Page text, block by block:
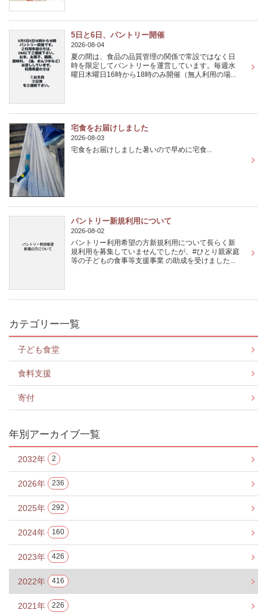
5日と6日、パントリー開催
2026-08-04
夏の間は、食品の品質管理の関係で常設ではなく日
時を限定してパントリーを運営しています。毎週水
曜日木曜日16時から18時のみ開催（無人利用の場...
宅食をお届けしました
2026-08-03
宅食をお届けしました暑いので早めに宅食...
パントリー新規利用について
2026-08-02
パントリー利用希望の方新規利用について長らく新
規利用を募集していませんでしたが、#ひとり親家庭
等の子どもの食事等支援事業 の助成を受けました...
カテゴリー一覧
子ども食堂
食料支援
寄付
年別アーカイブ一覧
2032年 2
2026年 236
2025年 292
2024年 160
2023年 426
2022年 416
2021年 226